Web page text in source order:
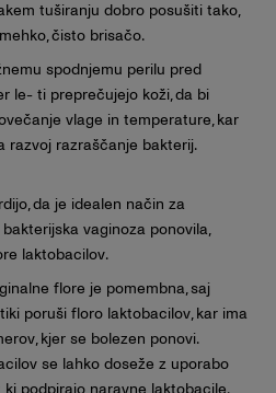
tuširanju dobro posušiti tako,
čisto brisačo.
spodnjemu perilu pred
le- ti preprečujejo koži, da bi
vlage in temperature, kar
razvoj razraščanje bakterij.
da je idealen način za
vaginoza ponovila,
laktobacilov.
flore je pomembna, saj
poruši floro laktobacilov, kar ima
kjer se bolezen ponovi.
se lahko doseže z uporabo
podpirajo naravne laktobacile.